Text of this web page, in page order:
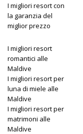
I migliori resort con
la garanzia del
miglior prezzo
I migliori resort
romantici alle
Maldive
I migliori resort per
luna di miele alle
Maldive
I migliori resort per
matrimoni alle
Maldive